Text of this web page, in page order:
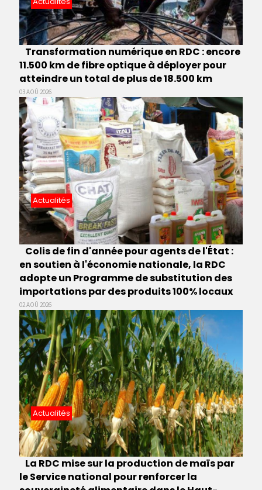
Transformation numérique en RDC : encore
11.500 km de fibre optique à déployer pour
atteindre un total de plus de 18.500 km
03 AOÛ 2026
Actualités
Colis de fin d'année pour agents de l'État :
en soutien à l'économie nationale, la RDC
adopte un Programme de substitution des
importations par des produits 100% locaux
02 AOÛ 2026
Actualités
La RDC mise sur la production de maïs par
le Service national pour renforcer la